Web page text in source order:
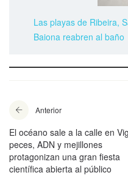
Las playas de Ribeira,
Baiona reabren al baño
Anterior
El océano sale a la calle en
peces, ADN y mejillones
protagonizan una gran fiesta
científica abierta al público